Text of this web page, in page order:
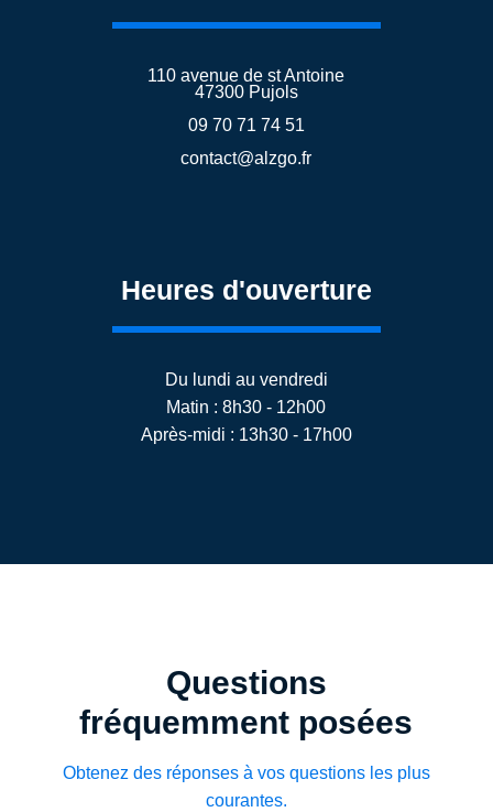
110 avenue de st Antoine
47300 Pujols
09 70 71 74 51
contact@alzgo.fr
Heures d'ouverture
Du lundi au vendredi
Matin : 8h30 - 12h00
Après-midi : 13h30 - 17h00
Questions
fréquemment posées
Obtenez des réponses à vos questions les plus
courantes.